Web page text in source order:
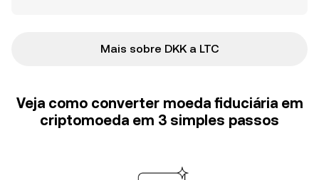
Mais sobre DKK a LTC
Veja como converter moeda fiduciária em
criptomoeda em 3 simples passos